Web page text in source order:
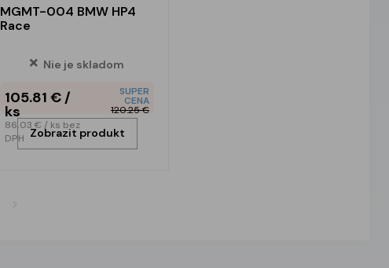
MGMT-004 BMW HP4
Race
Nie je skladom
105.81 €/
ks
86.03 € / ks bez
DPH
SUPER
CENA
120.25 €
Zobrazit produkt